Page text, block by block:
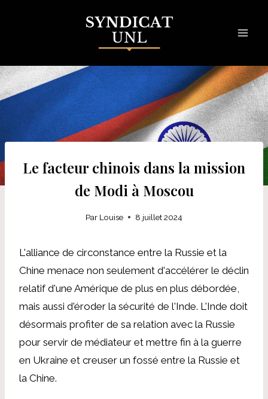
Le facteur chinois dans la mission
de Modi à Moscou
Par Louise 8 juillet 2024
L'alliance de circonstance entre la Russie et la
Chine menace non seulement d'accélérer le déclin
relatif d'une Amérique de plus en plus débordée,
mais aussi d'éroder la sécurité de l'Inde. L'Inde doit
désormais profiter de sa relation avec la Russie
pour servir de médiateur et mettre fin à la guerre
en Ukraine et creuser un fossé entre la Russie et
la Chine.